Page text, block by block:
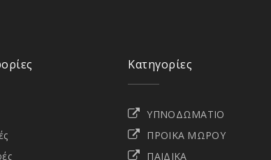
Κατηγορίες
ΥΠΝΟΔΩΜΑΤΙΟ
ΠΡΟΙΚΑ ΜΩΡΟΥ
ΠΑΙΔΙΚΑ